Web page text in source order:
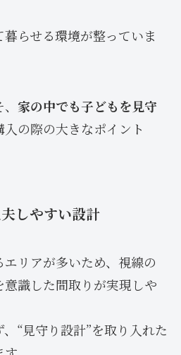
らせる環境が整っていま
家の中でも子どもを見守
入の際の大きなポイント
しやすい設計
リアが多いため、視線の
識した間取りが実現しや
“見守り設計”を取り入れた